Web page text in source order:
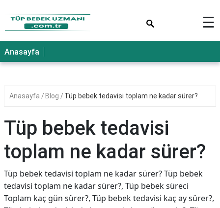
☰
Anasayfa
Anasayfa Blog Tüp bebek tedavisi toplam ne kadar sürer?
Tüp bebek tedavisi
toplam ne kadar sürer?
Tüp bebek tedavisi toplam ne kadar sürer? Tüp bebek
tedavisi toplam ne kadar sürer?, Tüp bebek süreci
Toplam kaç gün sürer?, Tüp bebek tedavisi kaç ay sürer?,